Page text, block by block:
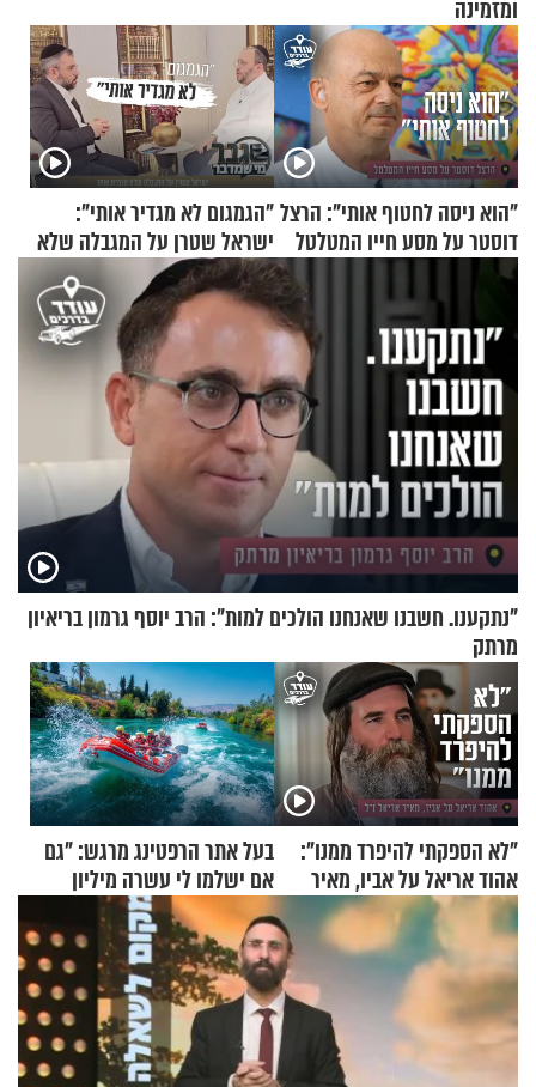
ומזמינה
"הוא ניסה לחטוף אותי": הרצל
דוסטר על מסע חייו המטלטל
"הגמגום לא מגדיר אותי":
ישראל שטרן על המגבלה שלא
עוצרת אותו
"נתקענו. חשבנו שאנחנו הולכים למות": הרב יוסף גרמון בריאיון
מרתק
"לא הספקתי להיפרד ממנו":
אהוד אריאל על אביו, מאיר
אריאל ז"ל
בעל אתר הרפטינג מרגש: "גם
אם ישלמו לי עשרה מיליון
שקלים - לא אפתח בשבת"